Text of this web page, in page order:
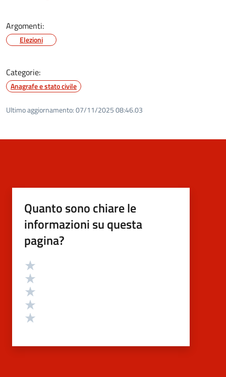
Argomenti:
Elezioni
Categorie:
Anagrafe e stato civile
Ultimo aggiornamento:07/11/2025 08:46.03
Quanto sono chiare le
informazioni su questa
pagina?
Valutazione